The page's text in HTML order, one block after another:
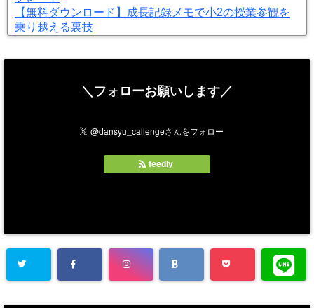
【無料ダウンロード】成長記録メモで小2の授業参観を
乗り越える裏技
＼フォローお願いします／
feedly